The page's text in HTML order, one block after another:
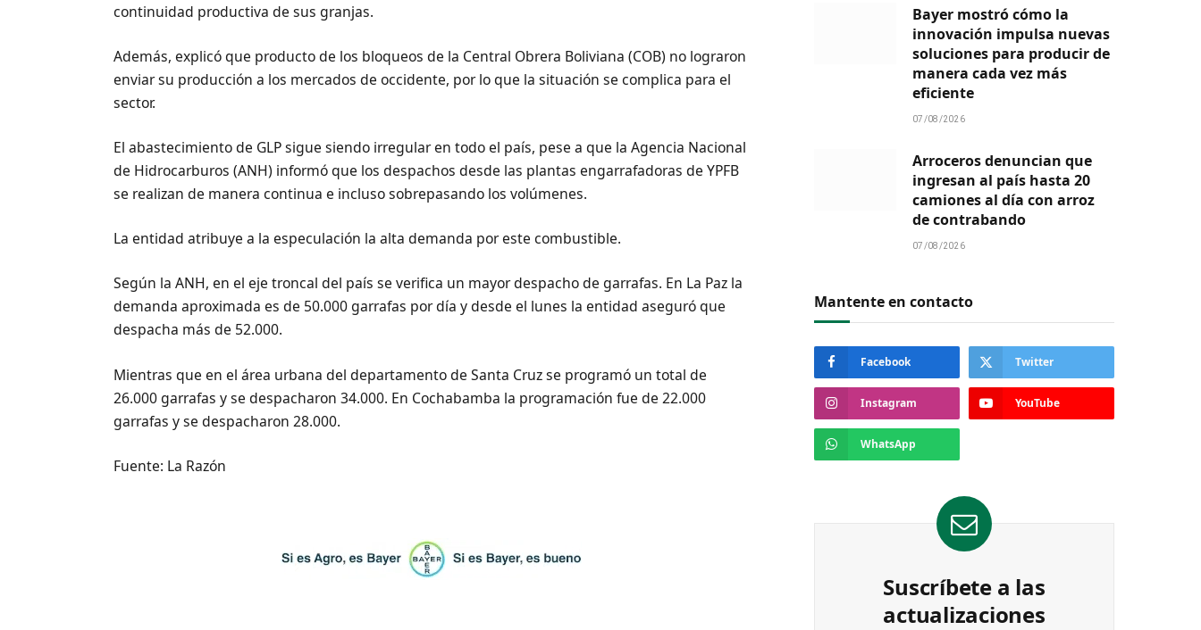
continuidad productiva de sus granjas.
Además, explicó que producto de los bloqueos de la Central Obrera Boliviana (COB) no lograron
enviar su producción a los mercados de occidente, por lo que la situación se complica para el
sector.
El abastecimiento de GLP sigue siendo irregular en todo el país, pese a que la Agencia Nacional
de Hidrocarburos (ANH) informó que los despachos desde las plantas engarrafadoras de YPFB
se realizan de manera continua e incluso sobrepasando los volúmenes.
La entidad atribuye a la especulación la alta demanda por este combustible.
Según la ANH, en el eje troncal del país se verifica un mayor despacho de garrafas. En La Paz la
demanda aproximada es de 50.000 garrafas por día y desde el lunes la entidad aseguró que
despacha más de 52.000.
Mientras que en el área urbana del departamento de Santa Cruz se programó un total de
26.000 garrafas y se despacharon 34.000. En Cochabamba la programación fue de 22.000
garrafas y se despacharon 28.000.
Fuente: La Razón
Bayer mostró cómo la
innovación impulsa nuevas
soluciones para producir de
manera cada vez más
eficiente
07/08/2026
Arroceros denuncian que
ingresan al país hasta 20
camiones al día con arroz
de contrabando
07/08/2026
Mantente en contacto
Facebook Twitter
Instagram YouTube
WhatsApp
Suscríbete a las
actualizaciones